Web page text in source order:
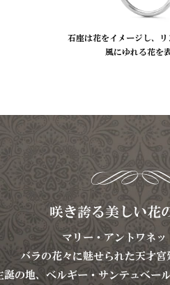
石座は花をイメージし、
風にゆれる花を表
咲き誇る美しい花
マリー・アントワネッ
バラの花々に魅せられた天才
誕の地、ベルギー・サンテュベー